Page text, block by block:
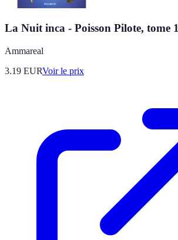
La Nuit inca - Poisson Pilote, tome 1
Ammareal
3.19 EURVoir le prix